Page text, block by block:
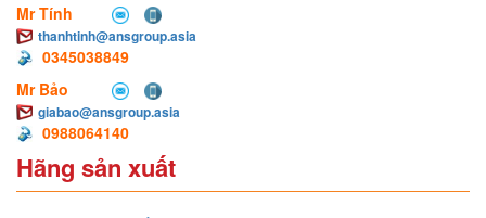
Mr Tính
thanhtinh@ansgroup.asia
0345038849
Mr Bảo
giabao@ansgroup.asia
0988064140
Hãng sản xuất